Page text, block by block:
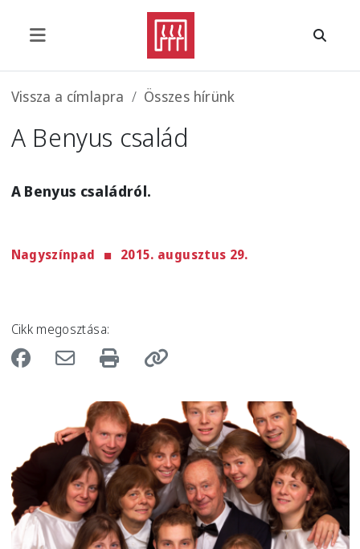
Morzsa
Vissza a címlapra Összes hírünk
A Benyus család
A Benyus családról.
Nagyszínpad 2015. augusztus 29.
Cikk megosztása: